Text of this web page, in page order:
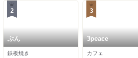
2
ぶん
鉄板焼き
3
3peace
カフェ